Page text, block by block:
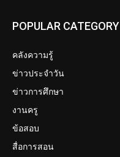
POPULAR CATEGORY
คลังความรู้
ข่าวประจำวัน
ข่าวการศึกษา
งานครู
ข้อสอบ
สื่อการสอน